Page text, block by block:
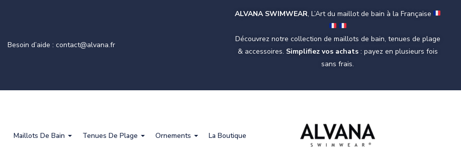
Besoin d’aide : contact@alvana.fr
ALVANA SWIMWEAR, L’Art du maillot de bain à la Française
Découvrez notre collection de maillots de bain, tenues de plage
& accessoires. Simplifiez vos achats: payez en plusieurs fois
sans frais.
Maillots De Bain Tenues De Plage Ornements La Boutique